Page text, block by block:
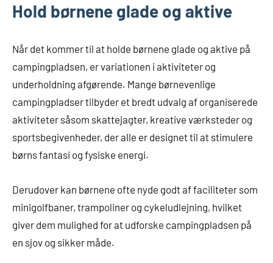
Hold børnene glade og aktive
Når det kommer til at holde børnene glade og aktive på
campingpladsen, er variationen i aktiviteter og
underholdning afgørende. Mange børnevenlige
campingpladser tilbyder et bredt udvalg af organiserede
aktiviteter såsom skattejagter, kreative værksteder og
sportsbegivenheder, der alle er designet til at stimulere
børns fantasi og fysiske energi.
Derudover kan børnene ofte nyde godt af faciliteter som
minigolfbaner, trampoliner og cykeludlejning, hvilket
giver dem mulighed for at udforske campingpladsen på
en sjov og sikker måde.